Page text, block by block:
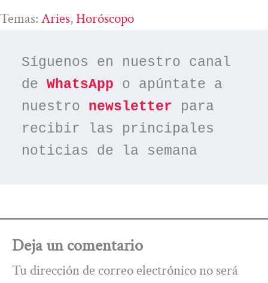
Temas: Aries, Horóscopo
Síguenos en nuestro canal
de WhatsApp o apúntate a
nuestro newsletter para
recibir las principales
noticias de la semana
Deja un comentario
Tu dirección de correo electrónico no será